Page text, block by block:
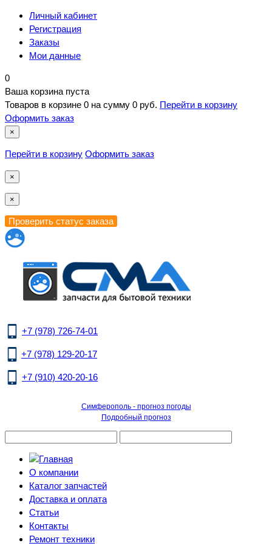
Личный кабинет
Регистрация
Заказы
Мои данные
0
Ваша корзина пуста
Товаров в корзине 0 на сумму 0 руб. Перейти в корзину
Оформить заказ
×
Перейти в корзину Оформить заказ
×
×
+7 (978) 726-74-01
+7 (978) 129-20-17
+7 (910) 420-20-16
Симферополь - прогноз погоды
Подробный прогноз
О компании
Каталог запчастей
Доставка и оплата
Статьи
Контакты
Ремонт техники